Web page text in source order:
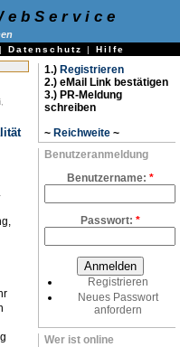
| Datenschutz | Hilfe
1.) Registrieren
2.) eMail Link bestätigen
3.) PR-Meldung
schreiben
~ Reichweite ~
Benutzeranmeldung
Benutzername: *
Passwort: *
Registrieren
Neues Passwort
anfordern
Wer ist online